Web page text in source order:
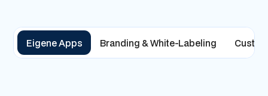
Eigene Apps Branding & White-Labeling